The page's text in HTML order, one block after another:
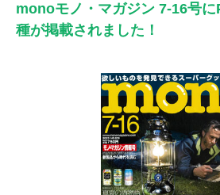
monoモノ・マガジン 7-16号
種が掲載されました！